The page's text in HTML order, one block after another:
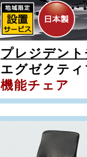
プレジデン
エグゼクテ
機能チェア